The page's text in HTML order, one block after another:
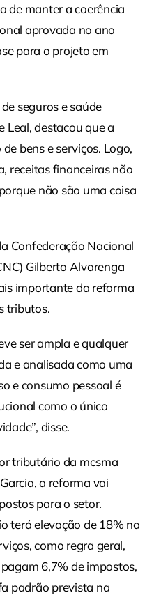
de manter a coerência
aprovada no ano
para o projeto em
seguros e saúde
Leal, destacou que a
bens e serviços. Logo,
receitas financeiras não
não são uma coisa
Confederação Nacional
Gilberto Alvarenga
importante da reforma
tributos.
ser ampla e qualquer
e analisada como uma
e consumo pessoal é
como o único
disse.
tributário da mesma
a reforma vai
para o setor.
terá elevação de 18% na
como regra geral,
6,7% de impostos,
padrão prevista na